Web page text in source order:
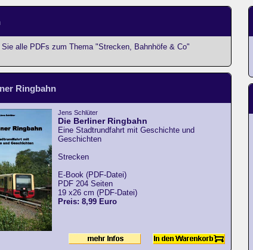
Sie alle PDFs zum Thema "Strecken, Bahnhöfe & Co"
Ringbahn
Jens Schlüter
Die Berliner Ringbahn
Eine Stadtrundfahrt mit Geschichte und
Geschichten
Strecken
E-Book (PDF-Datei)
PDF 204 Seiten
19 x26 cm (PDF-Datei)
Preis: 8,99 Euro